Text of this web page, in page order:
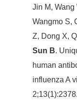
Jin M, Wang
Wangmo S,
Z, Dong X,
Sun B.
human
influenza A
2;13(1):2378.